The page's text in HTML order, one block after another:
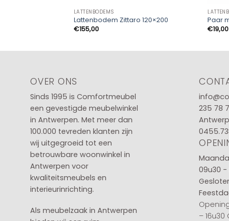
LATTENBODEMS
Lattenbodem Zittaro 120×200
€155,00
Paar
€19,00
OVER ONS
Sinds 1995 is Comfortmeubel
een gevestigde meubelwinkel
in Antwerpen. Met meer dan
100.000 tevreden klanten zijn
wij uitgegroeid tot een
betrouwbare woonwinkel in
Antwerpen voor
kwaliteitsmeubels en
interieurinrichting.
Als meubelzaak in Antwerpen
235 78
09u30 -
–